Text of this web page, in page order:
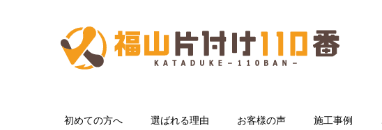
初めての方へ 選ばれる理由 お客様の声 施工事例